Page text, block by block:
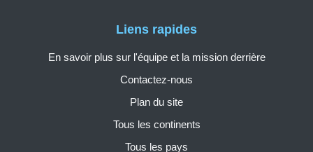
Liens rapides
En savoir plus sur l'équipe et la mission derrière
Contactez-nous
Plan du site
Tous les continents
Tous les pays